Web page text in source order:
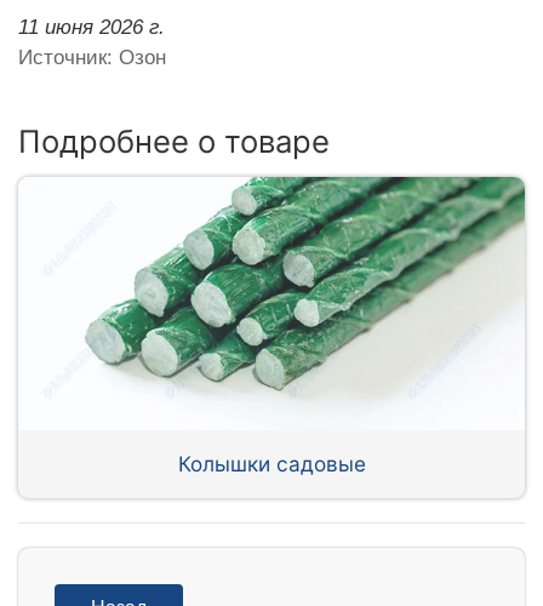
11 июня 2026 г.
Источник: Озон
Подробнее о товаре
Колышки садовые